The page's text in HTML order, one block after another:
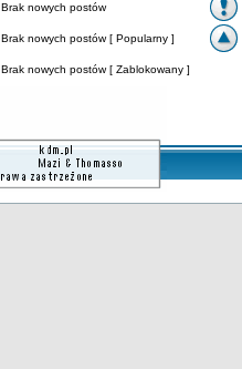
Brak nowych postów
Brak nowych postów [ Popularny ]
Brak nowych postów [ Zablokowany ]